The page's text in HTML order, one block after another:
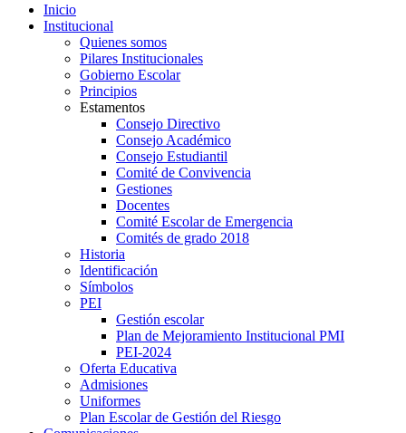
Inicio
Institucional
Quienes somos
Pilares Institucionales
Gobierno Escolar
Principios
Estamentos
Consejo Directivo
Consejo Académico
Consejo Estudiantil
Comité de Convivencia
Gestiones
Docentes
Comité Escolar de Emergencia
Comités de grado 2018
Historia
Identificación
Símbolos
PEI
Gestión escolar
Plan de Mejoramiento Institucional PMI
PEI-2024
Oferta Educativa
Admisiones
Uniformes
Plan Escolar de Gestión del Riesgo